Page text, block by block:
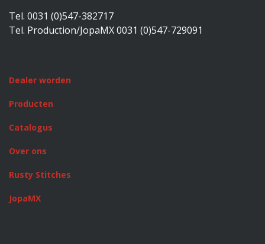
Tel. 0031 (0)547-382717
Tel. Production/JopaMX 0031 (0)547-729091
Dealer worden
Producten
Catalogus
Over ons
Rusty Stitches
JopaMX